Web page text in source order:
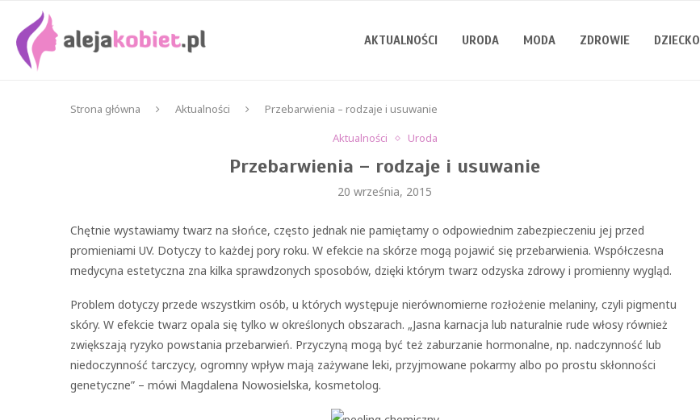
AKTUALNOŚCI URODA MODA ZDROWIE DZIECKO
Strona główna Aktualności
Przebarwienia – rodzaje i usuwanie
Aktualności
Uroda
Przebarwienia – rodzaje i usuwanie
20 września, 2015
Chętnie wystawiamy twarz na słońce, często jednak nie pamiętamy o odpowiednim zabezpieczeniu jej przed
promieniami UV. Dotyczy to każdej pory roku. W efekcie na skórze mogą pojawić się przebarwienia. Współczesna
medycyna estetyczna zna kilka sprawdzonych sposobów, dzięki którym twarz odzyska zdrowy i promienny wygląd.
Problem dotyczy przede wszystkim osób, u których występuje nierównomierne rozłożenie melaniny, czyli pigmentu
skóry. W efekcie twarz opala się tylko w określonych obszarach. „Jasna karnacja lub naturalnie rude włosy również
zwiększają ryzyko powstania przebarwień. Przyczyną mogą być też zaburzanie hormonalne, np. nadczynność lub
niedoczynność tarczycy, ogromny wpływ mają zażywane leki, przyjmowane pokarmy albo po prostu skłonności
genetyczne” – mówi Magdalena Nowosielska, kosmetolog.